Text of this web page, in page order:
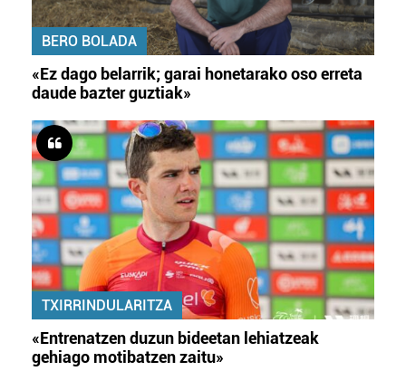
BERO BOLADA
«Ez dago belarrik; garai honetarako oso erreta
daude bazter guztiak»
TXIRRINDULARITZA
«Entrenatzen duzun bideetan lehiatzeak
gehiago motibatzen zaitu»